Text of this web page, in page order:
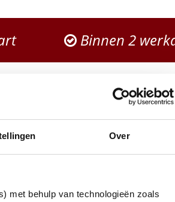
Over
met behulp van technologieën zoals
Binnen 2
Wandhouder MP56
Yealink
YEALINK-WMBMP56